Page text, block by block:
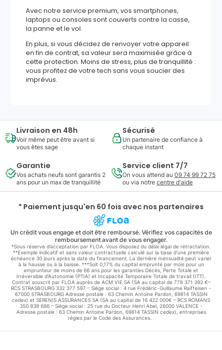
Avec notre service premium, vos smartphones,
laptops ou consoles sont couverts contre la casse,
la panne et le vol.
En plus, si vous décidez de renvoyer votre appareil
en fin de contrat, sa valeur sera maximisée grâce à
cette protection. Moins de stress, plus de tranquillité :
vous profitez de votre tech sans vous soucier des
imprévus.
Livraison en 48h
Voir même peut être avant si
vous êtes sage
Sécurisé
Un partenaire de confiance à
chaque instant
Garantie
Vos achats neufs sont garantis 2
ans pour un max de tranquillité
Service client 7/7
On vous attend au 09 74 99 72 75
ou via notre centre d'aide
* Paiement jusqu'en 60 fois avec nos partenaires
Un crédit vous engage et doit être remboursé. Vérifiez vos capacités de
remboursement avant de vous engager.
*Sous réserve d’acceptation par FLOA. Vous disposez du délai légal de rétractation.
**Exemple indicatif et sans valeur contractuelle calculé sur la base d'une première
échéance 30 jours après la date du financement. La dernière mensualité peut varier
à la hausse ou à la baisse. ***Soit 0,17% du capital emprunté par mois pour un
emprunteur de moins de 66 ans pour les garanties Décès, Perte Totale et
Irréversible d'Autonomie (PTIA) et Incapacité Temporaire Totale de travail (ITT).
Contrat souscrit par FLOA auprès de ACM VIE SA (SA au capital de 778 371 392 €–
RCS STRASBOURG 332 377 597 – Siège social : 4 rue Frédéric-Guillaume Raiffeisen -
67000 STRASBOURG Adresse postale : 63 Chemin Antoine Pardon, 69814 TASSIN
cedex) et SERENIS ASSURANCES SA (SA au capital de 16 422 000€ – RCS ROMANS
350 838 686 – Siège social : 25 rue du Docteur Henri Abel, 26000 VALENCE -
Adresse postale : 63 Chemin Antoine Pardon, 69814 TASSIN cedex), entreprises
régies par le Code des Assurances.